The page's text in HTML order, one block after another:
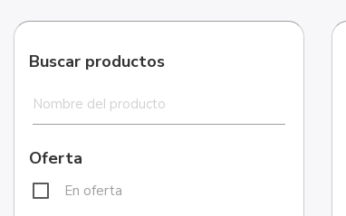
Buscar productos
Oferta
En oferta